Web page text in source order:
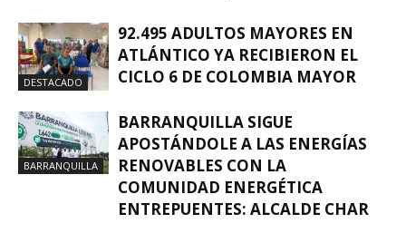
DESTACADO
92.495 ADULTOS MAYORES EN
ATLÁNTICO YA RECIBIERON EL
CICLO 6 DE COLOMBIA MAYOR
BARRANQUILLA
BARRANQUILLA SIGUE
APOSTÁNDOLE A LAS ENERGÍAS
RENOVABLES CON LA
COMUNIDAD ENERGÉTICA
ENTREPUENTES: ALCALDE CHAR